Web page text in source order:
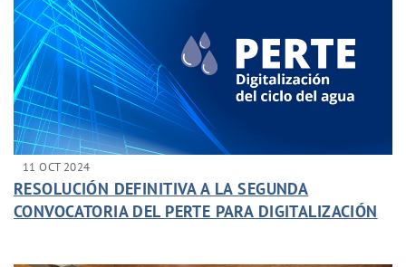
11 OCT 2024
RESOLUCIÓN DEFINITIVA A LA SEGUNDA
CONVOCATORIA DEL PERTE PARA DIGITALIZACIÓN